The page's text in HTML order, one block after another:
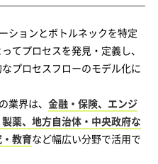
ションとボトルネックを特定
てプロセスを発見・定義し、
プロセスフローのモデル化に
界は、 金融・保険、エンジ
薬、地方自治体・中央政府な
教育など幅広い分野で活用で